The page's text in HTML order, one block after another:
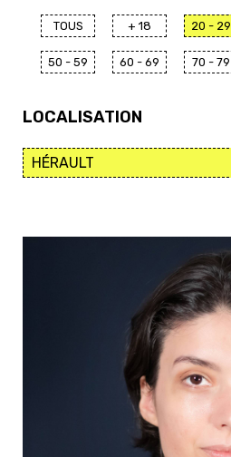
TOUS + 18 20 - 29
50 - 59 60 - 69 70 - 79
LOCALISATION